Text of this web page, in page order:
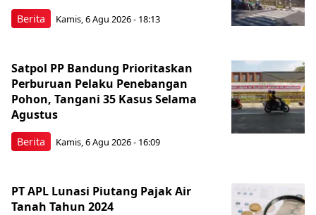
Berita Kamis, 6 Agu 2026 - 18:13
Berita
Satpol PP Bandung Prioritaskan
Perburuan Pelaku Penebangan
Pohon, Tangani 35 Kasus Selama
Agustus
Kamis, 6 Agu 2026 - 16:09
PT APL Lunasi Piutang Pajak Air
Tanah Tahun 2024